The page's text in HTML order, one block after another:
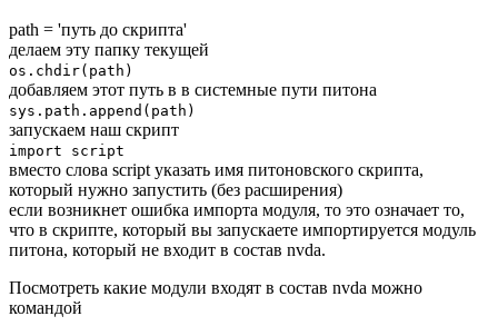
path = 'путь до скрипта'
делаем эту папку текущей
os.chdir(path)
добавляем этот путь в в системные пути питона
sys.path.append(path)
запускаем наш скрипт
import script
вместо слова script указать имя питоновского скрипта,
который нужно запустить (без расширения)
если возникнет ошибка импорта модуля, то это означает то,
что в скрипте, который вы запускаете импортируется модуль
питона, который не входит в состав nvda.
Посмотреть какие модули входят в состав nvda можно
командой